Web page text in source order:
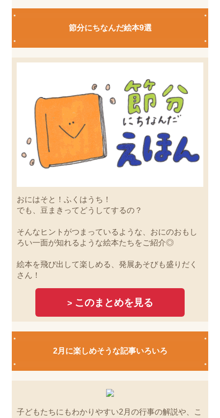
節分にちなんだ絵本9選
おにはそと！ふくはうち！
でも、豆まきってどうしてするの？
そんなヒントがつまっているような、おにのおもし
ろい一面が知れるような絵本たちをご紹介◎
絵本を飛び出して楽しめる、発展あそびも盛りだく
さん！
> このまとめを見る
2月に楽しめそうな記事いろいろ
子どもたちにもわかりやすい2月の行事の解説や、こ